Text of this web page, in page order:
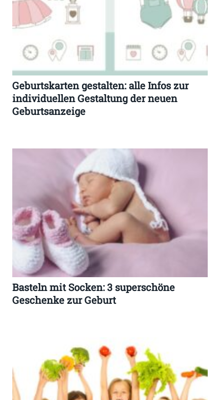
Geburtskarten gestalten: alle Infos zur
individuellen Gestaltung der neuen
Geburtsanzeige
Basteln mit Socken: 3 superschöne
Geschenke zur Geburt